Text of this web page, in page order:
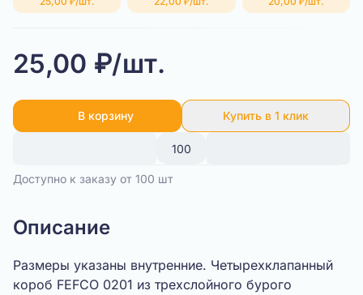
25,00 ₽/шт.
В корзину Купить в 1 клик
Доступно к заказу от 100 шт
Описание
Размеры указаны внутренние. Четырехклапанный
короб FEFCO 0201 из трехслойного бурого